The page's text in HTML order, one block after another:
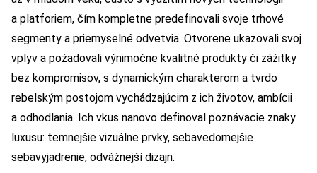
a platforiem, čím kompletne predefinovali svoje trhové
segmenty a priemyselné odvetvia. Otvorene ukazovali svoj
vplyv a požadovali výnimočne kvalitné produkty či zážitky
bez kompromisov, s dynamickým charakterom a tvrdo
rebelským postojom vychádzajúcim z ich životov, ambícii
a odhodlania. Ich vkus nanovo definoval poznávacie znaky
luxusu: temnejšie vizuálne prvky, sebavedomejšie
sebavyjadrenie, odvážnejší dizajn.